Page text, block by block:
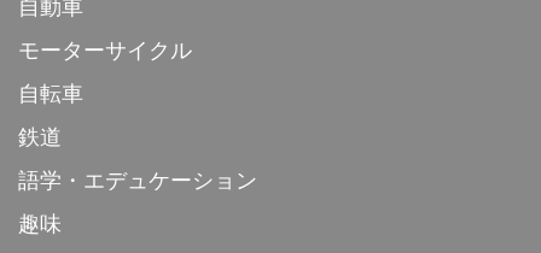
自動車
モーターサイクル
自転車
鉄道
語学・エデュケーション
趣味